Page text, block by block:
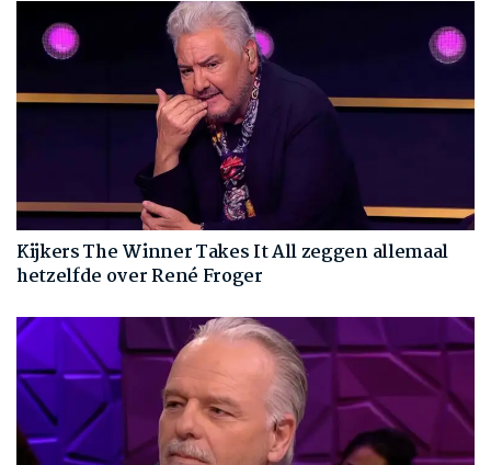
Kijkers The Winner Takes It All zeggen allemaal
hetzelfde over René Froger